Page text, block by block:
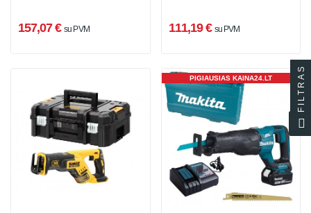
157,07 € su PVM 111,19 € su PVM
PIGIAUSIAS KAINA24.LT FILTRAS